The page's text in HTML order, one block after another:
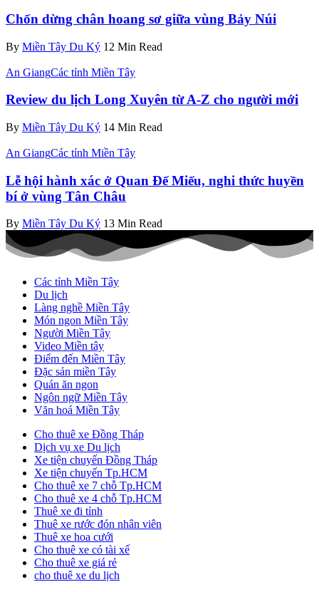
Chốn dừng chân hoang sơ giữa vùng Bảy Núi
By Miền Tây Du Ký 12 Min Read
An GiangCác tỉnh Miền Tây
Review du lịch Long Xuyên từ A-Z cho người mới
By Miền Tây Du Ký 14 Min Read
An GiangCác tỉnh Miền Tây
Lễ hội hành xác ở Quan Đế Miếu, nghi thức huyền
bí ở vùng Tân Châu
By Miền Tây Du Ký 13 Min Read
Các tỉnh Miền Tây
Du lịch
Làng nghề Miền Tây
Món ngon Miền Tây
Người Miền Tây
Video Miền tây
Điểm đến Miền Tây
Đặc sản miền Tây
Quán ăn ngon
Ngôn ngữ Miền Tây
Văn hoá Miền Tây
Cho thuê xe Đồng Tháp
Dịch vụ xe Du lịch
Xe tiện chuyến Đồng Tháp
Xe tiện chuyến Tp.HCM
Cho thuê xe 7 chỗ Tp.HCM
Cho thuê xe 4 chỗ Tp.HCM
Thuê xe đi tỉnh
Thuê xe rước đón nhân viên
Thuê xe hoa cưới
Cho thuê xe có tài xế
Cho thuê xe giá rẻ
cho thuê xe du lịch